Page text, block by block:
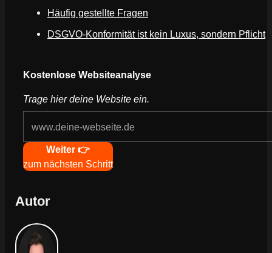
Häufig gestellte Fragen
DSGVO-Konformität ist kein Luxus, sondern Pflicht
Kostenlose Websiteanalyse
Trage hier deine Website ein.
NavigationWeiter 👉
zum nächsten Schritt
Autor